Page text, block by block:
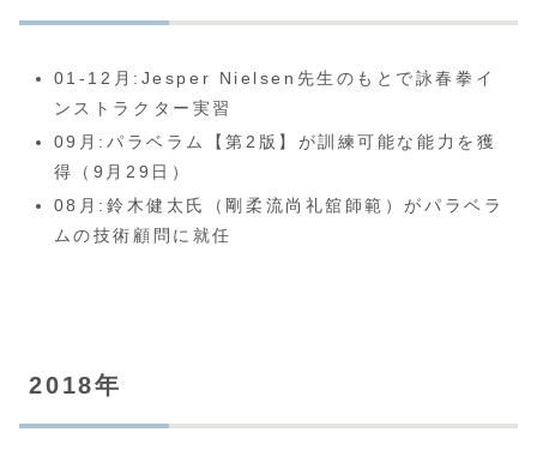
01-12月:Jesper Nielsen先生のもとで詠春拳イ
ンストラクター実習
09月:パラベラム【第2版】が訓練可能な能力を獲
得（9月29日）
08月:鈴木健太氏（剛柔流尚礼舘師範）がパラベラ
ムの技術顧問に就任
2018年